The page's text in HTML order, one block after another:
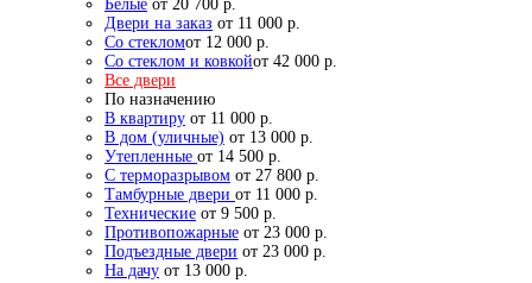
Белые от 20 700 р.
Двери на заказ от 11 000 р.
Со стекломот 12 000 р.
Со стеклом и ковкойот 42 000 р.
Все двери
По назначению
В квартиру от 11 000 р.
В дом (уличные) от 13 000 р.
Утепленные от 14 500 р.
С терморазрывом от 27 800 р.
Тамбурные двери от 11 000 р.
Технические от 9 500 р.
Противопожарные от 23 000 р.
Подъездные двери от 23 000 р.
На дачу от 13 000 р.